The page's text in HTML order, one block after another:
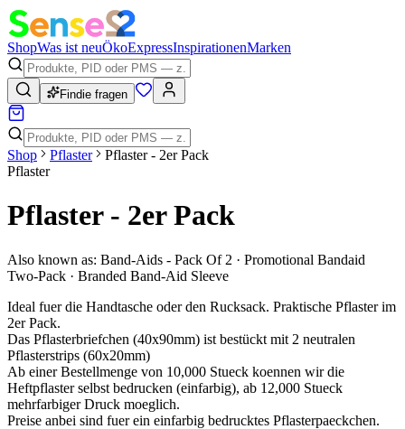
ShopWas ist neuÖkoExpressInspirationenMarken
Findie fragen
Shop Pflaster
Pflaster - 2er Pack
Pflaster
Pflaster - 2er Pack
Also known as: Band-Aids - Pack Of 2 · Promotional Bandaid
Two-Pack · Branded Band-Aid Sleeve
Ideal fuer die Handtasche oder den Rucksack. Praktische Pflaster im
2er Pack.
Das Pflasterbriefchen (40x90mm) ist bestückt mit 2 neutralen
Pflasterstrips (60x20mm)
Ab einer Bestellmenge von 10,000 Stueck koennen wir die
Heftpflaster selbst bedrucken (einfarbig), ab 12,000 Stueck
mehrfarbiger Druck moeglich.
Preise anbei sind fuer ein einfarbig bedrucktes Pflasterpaeckchen.